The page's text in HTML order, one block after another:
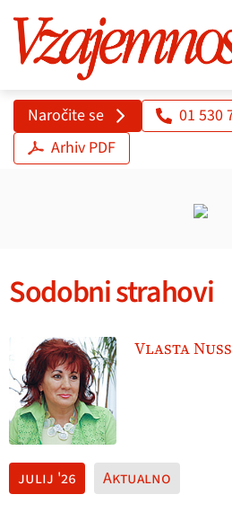
Naročite se
01 530
Arhiv PDF
Sodobni strahovi
Vlasta
julij '26 Aktualno